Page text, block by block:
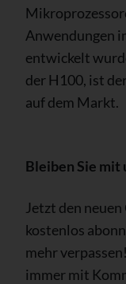
Anwendungen
entwickelt
der H100, ist
auf dem Markt.
Bleiben Sie mit
Jetzt den
kostenlos
mehr
immer mit